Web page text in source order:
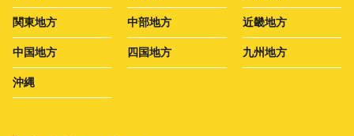
関東地方 中部地方 近畿地方
中国地方 四国地方 九州地方
沖縄